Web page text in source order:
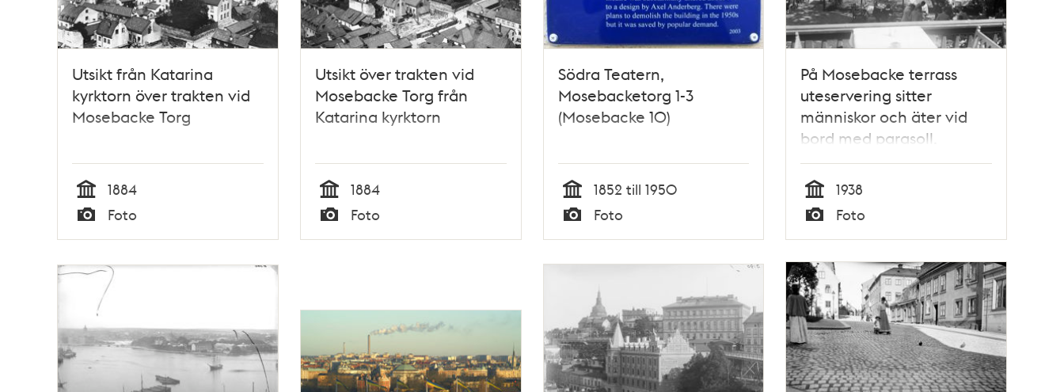
Utsikt från Katarina
kyrktorn över trakten vid
Mosebacke Torg
Tid
1884
Typ
Foto
Utsikt över trakten vid
Mosebacke Torg från
Katarina kyrktorn
Tid
1884
Typ
Foto
Södra Teatern,
Mosebacketorg 1-3
(Mosebacke 10)
Tid
1852 till 1950
Typ
Foto
På Mosebacke terrass
uteservering sitter
människor och äter vid
bord med parasoll.
Tid
1938
Typ
Foto